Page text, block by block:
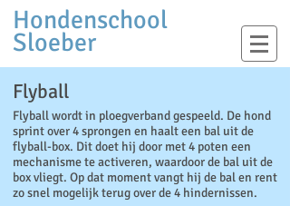
Hondenschool
Sloeber
Flyball
Flyball wordt in ploegverband gespeeld. De hond
sprint over 4 sprongen en haalt een bal uit de
flyball-box. Dit doet hij door met 4 poten een
mechanisme te activeren, waardoor de bal uit de
box vliegt. Op dat moment vangt hij de bal en rent
zo snel mogelijk terug over de 4 hindernissen.